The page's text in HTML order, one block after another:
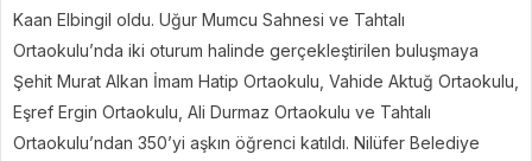
Kaan Elbingil oldu. Uğur Mumcu Sahnesi ve Tahtalı
Ortaokulu’nda iki oturum halinde gerçekleştirilen buluşmaya
Şehit Murat Alkan İmam Hatip Ortaokulu, Vahide Aktuğ Ortaokulu,
Eşref Ergin Ortaokulu, Ali Durmaz Ortaokulu ve Tahtalı
Ortaokulu’ndan 350’yi aşkın öğrenci katıldı. Nilüfer Belediye